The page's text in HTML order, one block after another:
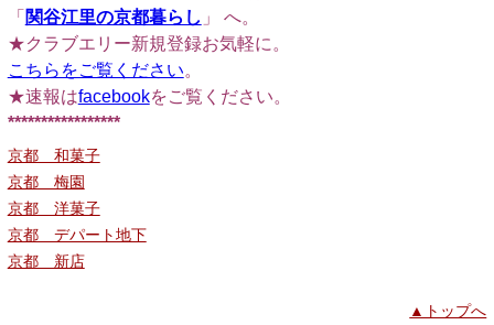
「 関谷江里の京都暮らし 」 へ。
★クラブエリー新規登録お気軽に。
こちらをご覧ください。
★速報はfacebookをご覧ください。
*****************
京都 和菓子
京都 梅園
京都 洋菓子
京都 デパート地下
京都 新店
▲トップへ